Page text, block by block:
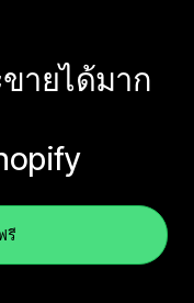
ขายได้มาก
รี